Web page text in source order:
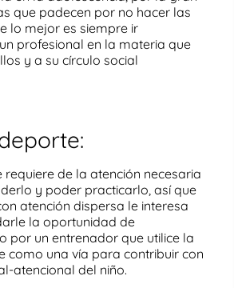
que padecen por no hacer las
lo mejor es siempre ir
profesional en la materia que
y a su círculo social
de la atención necesaria
y poder practicarlo, así que
atención dispersa le interesa
la oportunidad de
por un entrenador que utilice la
como una vía para contribuir con
atencional del niño.